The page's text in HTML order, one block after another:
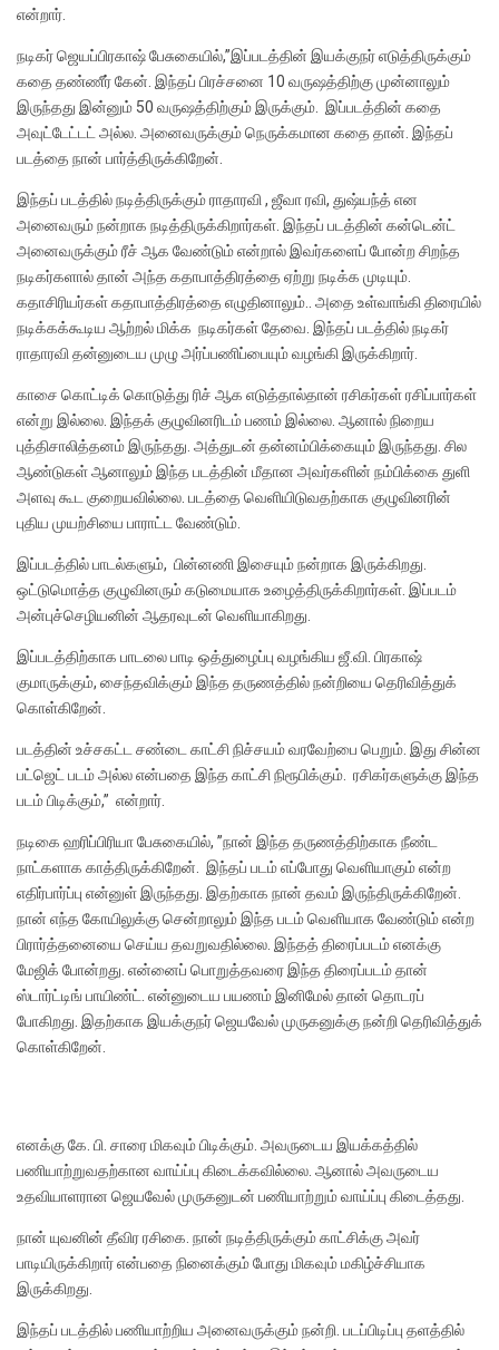
என்றார்.
நடிகர் ஜெயப்பிரகாஷ் பேசுகையில்,”இப்படத்தின் இயக்குநர் எடுத்திருக்கும்
கதை தண்ணீர் கேன். இந்தப் பிரச்சனை 10 வருஷத்திற்கு முன்னாலும்
இருந்தது இன்னும் 50 வருஷத்திற்கும் இருக்கும். இப்படத்தின் கதை
அவுட்டேட்டட் அல்ல. அனைவருக்கும் நெருக்கமான கதை தான். இந்தப்
படத்தை நான் பார்த்திருக்கிறேன்.
இந்தப் படத்தில் நடித்திருக்கும் ராதாரவி , ஜீவா ரவி, துஷ்யந்த் என
அனைவரும் நன்றாக நடித்திருக்கிறார்கள். இந்தப் படத்தின் கன்டென்ட்
அனைவருக்கும் ரீச் ஆக வேண்டும் என்றால் இவர்களைப் போன்ற சிறந்த
நடிகர்களால் தான் அந்த கதாபாத்திரத்தை ஏற்று நடிக்க முடியும்.
கதாசிரியர்கள் கதாபாத்திரத்தை எழுதினாலும்.. அதை உள்வாங்கி திரையில்
நடிக்கக்கூடிய ஆற்றல் மிக்க நடிகர்கள் தேவை. இந்தப் படத்தில் நடிகர்
ராதாரவி தன்னுடைய முழு அர்ப்பணிப்பையும் வழங்கி இருக்கிறார்.
காசை கொட்டிக் கொடுத்து ரிச் ஆக எடுத்தால்தான் ரசிகர்கள் ரசிப்பார்கள்
என்று இல்லை. இந்தக் குழுவினரிடம் பணம் இல்லை. ஆனால் நிறைய
புத்திசாலித்தனம் இருந்தது. அத்துடன் தன்னம்பிக்கையும் இருந்தது. சில
ஆண்டுகள் ஆனாலும் இந்த படத்தின் மீதான அவர்களின் நம்பிக்கை துளி
அளவு கூட குறையவில்லை. படத்தை வெளியிடுவதற்காக குழுவினரின்
புதிய முயற்சியை பாராட்ட வேண்டும்.
இப்படத்தில் பாடல்களும், பின்னணி இசையும் நன்றாக இருக்கிறது.
ஒட்டுமொத்த குழுவினரும் கடுமையாக உழைத்திருக்கிறார்கள். இப்படம்
அன்புச்செழியனின் ஆதரவுடன் வெளியாகிறது.
இப்படத்திற்காக பாடலை பாடி ஒத்துழைப்பு வழங்கிய ஜீ.வி. பிரகாஷ்
குமாருக்கும், சைந்தவிக்கும் இந்த தருணத்தில் நன்றியை தெரிவித்துக்
கொள்கிறேன்.
படத்தின் உச்சகட்ட சண்டை காட்சி நிச்சயம் வரவேற்பை பெறும். இது சின்ன
பட்ஜெட் படம் அல்ல என்பதை இந்த காட்சி நிரூபிக்கும். ரசிகர்களுக்கு இந்த
படம் பிடிக்கும்,” என்றார்.
நடிகை ஹரிப்பிரியா பேசுகையில், ”நான் இந்த தருணத்திற்காக நீண்ட
நாட்களாக காத்திருக்கிறேன். இந்தப் படம் எப்போது வெளியாகும் என்ற
எதிர்பார்ப்பு என்னுள் இருந்தது. இதற்காக நான் தவம் இருந்திருக்கிறேன்.
நான் எந்த கோயிலுக்கு சென்றாலும் இந்த படம் வெளியாக வேண்டும் என்ற
பிரார்த்தனையை செய்ய தவறுவதில்லை. இந்தத் திரைப்படம் எனக்கு
மேஜிக் போன்றது. என்னைப் பொறுத்தவரை இந்த திரைப்படம் தான்
ஸ்டார்ட்டிங் பாயிண்ட். என்னுடைய பயணம் இனிமேல் தான் தொடரப்
போகிறது. இதற்காக இயக்குநர் ஜெயவேல் முருகனுக்கு நன்றி தெரிவித்துக்
கொள்கிறேன்.
எனக்கு கே. பி. சாரை மிகவும் பிடிக்கும். அவருடைய இயக்கத்தில்
பணியாற்றுவதற்கான வாய்ப்பு கிடைக்கவில்லை. ஆனால் அவருடைய
உதவியாளரான ஜெயவேல் முருகனுடன் பணியாற்றும் வாய்ப்பு கிடைத்தது.
நான் யுவனின் தீவிர ரசிகை. நான் நடித்திருக்கும் காட்சிக்கு அவர்
பாடியிருக்கிறார் என்பதை நினைக்கும் போது மிகவும் மகிழ்ச்சியாக
இருக்கிறது.
இந்தப் படத்தில் பணியாற்றிய அனைவருக்கும் நன்றி. படப்பிடிப்பு தளத்தில்